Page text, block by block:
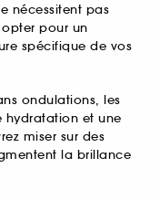
nécessitent pas
pour un
spécifique de vos
ondulations, les
hydratation et une
miser sur des
la brillance